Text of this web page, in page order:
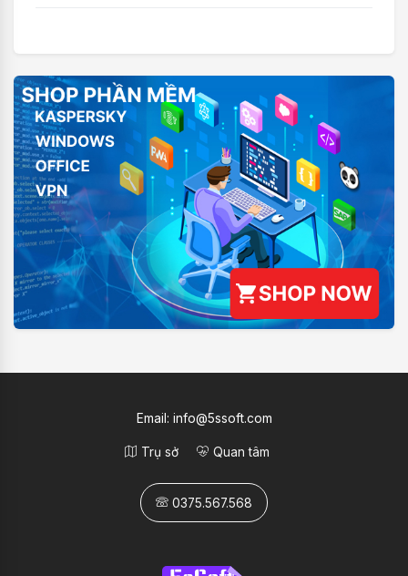
Email: info@5ssoft.com
Trụ sở Quan tâm
0375.567.568